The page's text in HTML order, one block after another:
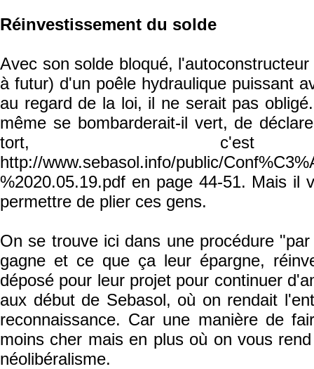
Réinvestissement du solde
Avec son solde bloqué,
à futur) d'un poêle hydraulique puissant
au regard de la loi, il ne serait pas
même se bombarderait-il vert, de
tort,
http://www.sebasol.info/public/
%2020.05.19.pdf en page 44-51. Mais il
permettre de plier ces gens.
On se trouve ici dans une procédure
gagne et ce que ça leur épargne,
déposé pour leur projet pour continuer
aux début de Sebasol, où on rendait
reconnaissance. Car une manière de
moins cher mais en plus où on vous
néolibéralisme.